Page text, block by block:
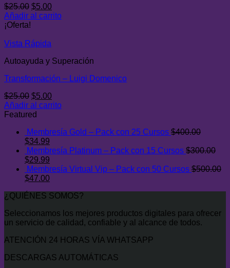
$25.00 El
precio
$25.00.
$5.00El
precio
Añadir al carrito
¡Oferta!
Vista Rápida
Autoayuda y Superación
Transformación – Luigi Domenico
$25.00 El
precio
original
$25.00.
$5.00El
precio
$5.00.
Añadir al carrito
Featured
Membresía Gold – Pack con 25 Cursos $400.00
El
precio
original
era:
$400.00.
$34.99
precio
es:
$34.99.
Membresía Platinum – Pack con 15 Cursos $300.00
El
precio
original
$300.00.
$29.99
precio
actual
$29.99.
Membresía Virtual Vip – Pack con 50 Cursos $500.00
El
original
$500.00.
$47.00El
actual
$47.00.
¿QUIÉNES SOMOS?
Seleccionamos los mejores productos digitales para ofrecer
un servicio de calidad, confiable y al alcance de todos.
ATENCIÓN 24 HORAS VÍA WHATSAPP
DESCARGAS AUTOMÁTICAS